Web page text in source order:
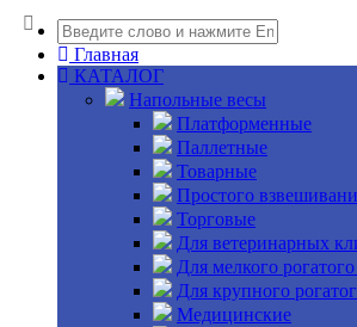
Главная
КАТАЛОГ
Напольные весы
Платформенные
Паллетные
Товарные
Простого
Торговые
Для ветеринарных
Для мелкого рогатого
Для крупного
Медицинские